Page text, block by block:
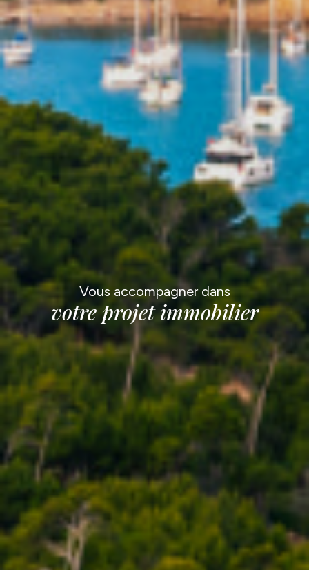
Vous accompagner dans
votre projet immobilier